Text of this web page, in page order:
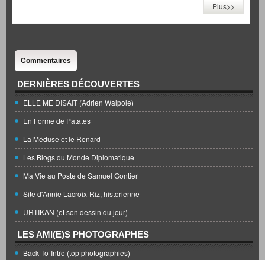
Plus>>
Commentaires
DERNIÈRES DÉCOUVERTES
ELLE ME DISAIT (Adrien Walpole)
En Forme de Patates
La Méduse et le Renard
Les Blogs du Monde Diplomatique
Ma Vie au Poste de Samuel Gontier
Site d'Annie Lacroix-Riz, historienne
URTIKAN (et son dessin du jour)
LES AMI(E)S PHOTOGRAPHES
Back-To-Intro (top photographies)